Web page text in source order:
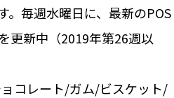
。毎週水曜日に、最新のPOS
更新中（2019年第26週以
コレート/ガム/ビスケット/